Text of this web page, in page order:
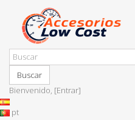
Buscar
Bienvenido, [Entrar]
pt